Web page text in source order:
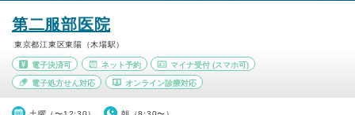
第二服部医院
東京都江東区東陽（木場駅）
電子決済可 ネット予約 マイナ受付 (スマホ可)
電子処方せん対応 オンライン診療対応